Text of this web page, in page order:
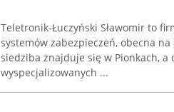
Teletronik-Łuczyński Sławomir to
systemów zabezpieczeń, obecna
siedziba znajduje się w Pionkach,
wyspecjalizowanych ...